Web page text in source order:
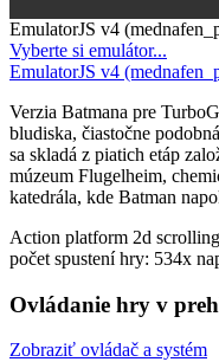
EmulatorJS v4
Vyberte si emulátor...
EmulatorJS v4
Verzia Batmana pre
bludiska, čiastočne
sa skladá z piatich etáp
múzeum Flugelheim,
katedrála, kde Batman
Action platform 2d scrolling
počet spustení hry: 534x
Ovládanie hry v
Zobraziť ovládač a systém